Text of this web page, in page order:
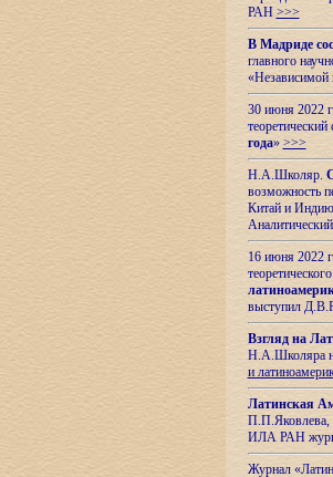
РАН >>>
В Мадриде
главного
«Независимой
30 июня 2022
года» >>>
Н.А.Школяр.
возможность
Китай и
16 июня 2022
выступил
Взгляд на
Н.А.Школяра
и
Латинская
П.П.Яковлева,
ИЛА РАН
Журнал